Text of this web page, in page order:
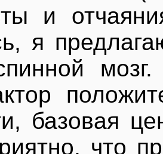
и
я
базовая
что